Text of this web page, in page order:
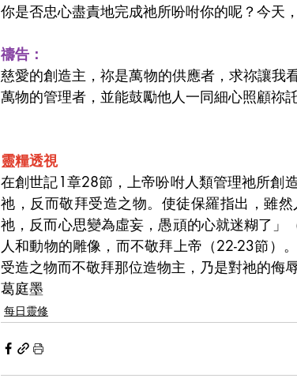
你是否忠心盡責地完成祂所吩咐你的呢？今天
禱告：
慈愛的創造主，祢是萬物的供應者，求祢讓我
萬物的管理者，並能鼓勵他人一同細心照顧祢
靈糧透視
在創世記1章28節，上帝吩咐人類管理祂所創
祂，反而敬拜受造之物。使徒保羅指出，雖
祂，反而心思變為虛妄，愚頑的心就迷糊了
人和動物的雕像，而不敬拜上帝（22-23節）
受造之物而不敬拜那位造物主，乃是對祂的侮辱
葛庭墨
每日靈修